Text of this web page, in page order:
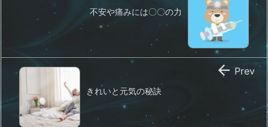
不安や痛みには〇〇の力
きれいと元気の秘訣
 Prev